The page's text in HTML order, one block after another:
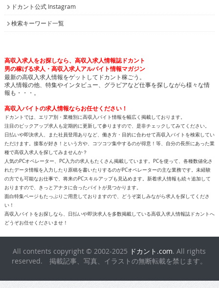
ドカント公式 Instagram
検索キーワード一覧
高収入求人をお探しなら、高収入求人情報誌ドカント
男の稼げる求人・高収入求人アルバイト情報マガジン
最新の高収入求人情報をゲットしてドカント稼ごう。
求人情報の他、特集やインタビュー、グラビアなど仕事を探しながら様々な情
報も・・・。
高収入バイトの求人情報ならお任せください！
ドカントでは、エリア別・業種別に高収入バイト情報を幅広く掲載しております。
注目のピックアップ求人も定期的に更新して参りますので、是非チェックしてみてください。
日払いや即決求人、また社員登用ありなど、働き方・目的に合わせて高収入バイトを検索してい
ただけます。接客が好き！という方や、コツコツ集中するのが得意！等、自分の長所にあった業
種で高収入求人を探してみませんか？
人気のPCオペレーター、PC入力の求人もたくさん掲載しています。PCを使って、各種数値化さ
れたデータ情報を入力したり原稿を書いたりするのがPCオペレーターの主な業務です。未経験
の方でも可能なお仕事で、将来のPCスキルアップも見込めます。新着求人情報も続々追加して
おりますので、きっとアナタに合ったバイトが見つかります。
面白特集ページもたっぷりご用意しておりますので、どうぞ楽しみながら求人を探してくださ
い！
高収入バイトをお探しなら、日払いや即決求人を多数掲載している高収入求人情報誌ドカントへ
どうぞお任せくださいませ！
All contents copyright © 2002-2025 ドカント.com. All rights
reserved. 掲載記事、写真、イラストの無断転載を禁じます。